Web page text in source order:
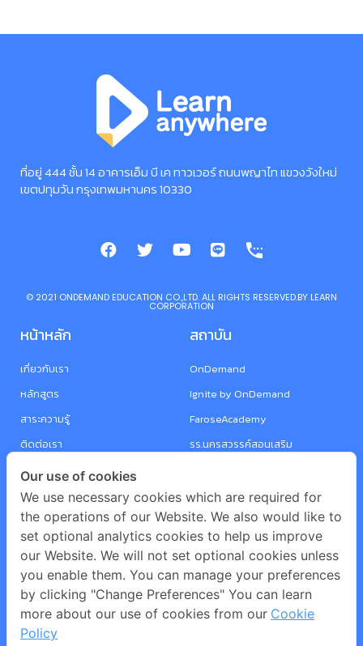
ที่อยู่ 444 ชั้น 14 อาคารเอ็ม บี เค ทาวเวอร์ ถนนพญาไท แขวงวังใหม่
เขตปทุมวัน กรุงเทพมหานคร 10330
©️ 2021 ONDEMAND EDUCATION CO.,LTD. ALL RIGHTS RESERVED.BY LEARN
CORPORATION
หน้าหลัก
เกี่ยวกับเรา
หลักสูตร
สาระความรู้
ติดต่อเรา
สถาบัน
OnDemand
Ignite by OnDemand
FaroseAcademy
รร.นครสวรรค์สอนเสริม
Victor Tutorial School
i-SUCCESS
Sanamchan tutor
Knowledge Academy
Berante
Perfect 10
Our use of cookies
We use necessary cookies which are required for
the operations of our Website. We also would like to
set optional analytics cookies to help us improve
our Website. We will not set optional cookies unless
you enable them. You can manage your preferences
by clicking "Change Preferences" You can learn
more about our use of cookies from our Cookie
Policy